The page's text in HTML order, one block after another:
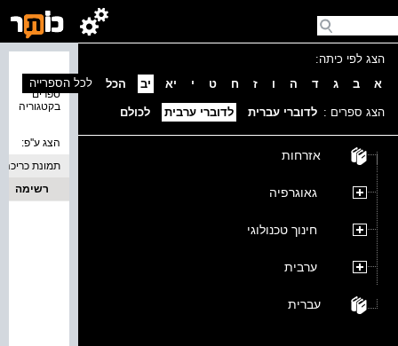
הצג לפי כיתה:
א
ב ג ד ה ו ז ח ט י יא יב הכל
הצג ספרים : לדוברי עברית לדוברי ערבית לכולם
אזרחות
גאוגרפיה
חינוך טכנולוגי
ערבית
עברית
ספרים
בקטגוריה
לכל הספרייה
הצג ע''פ:
תמונת כריכה
רשימה